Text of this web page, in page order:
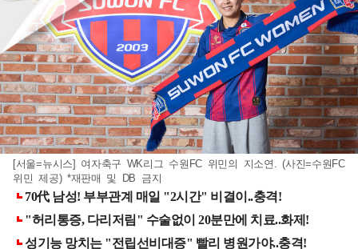
[서울=뉴시스] 여자축구 WK리그 수원FC 위민의 지소연. (사진=수원FC
위민 제공) *재판매 및 DB 금지